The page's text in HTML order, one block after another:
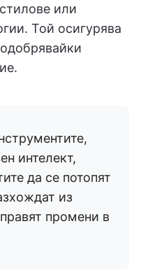
или
Той осигурява
интелект,
да се потопят
из
промени в